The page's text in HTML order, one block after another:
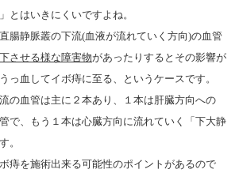
とはいきにくいですよね。
腸静脈叢の下流(血液が流れていく方向)の血管
させる様な障害物があったりするとその影響が
っ血してイボ痔に至る、というケースです。
の血管は主に２本あり、１本は肝臓方向への
で、もう１本は心臓方向に流れていく「下大静
。
痔を施術出来る可能性のポイントがあるので